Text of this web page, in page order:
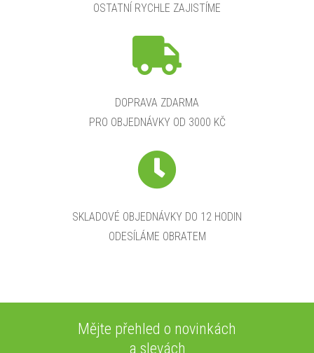
OSTATNÍ RYCHLE ZAJISTÍME
DOPRAVA ZDARMA
PRO OBJEDNÁVKY OD 3000 KČ
SKLADOVÉ OBJEDNÁVKY DO 12 HODIN
ODESÍLÁME OBRATEM
Mějte přehled o novinkách
a slevách